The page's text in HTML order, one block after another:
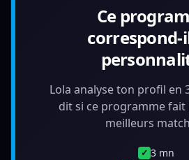
Ce
correspond-
Lola analyse ton profil en
dit si ce programme fait
meilleurs
✓ 3 mn